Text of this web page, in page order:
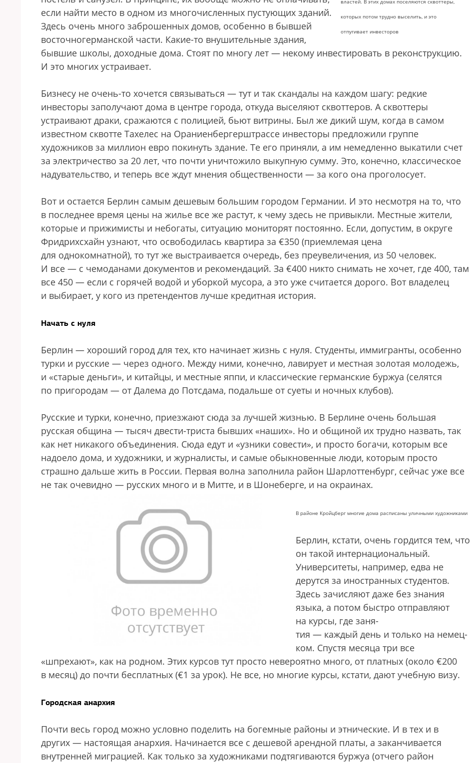
властей. В этих домах поселяются сквоттеры,
которых потом трудно выселить, и это
отпугивает инвесторов
если найти место в одном из многочисленных пустующих зданий.
Здесь очень много заброшенных домов, особенно в бывшей
восточногерманской части. Какие-то внушительные здания,
бывшие школы, доходные дома. Стоят по многу лет — некому инвестировать в реконструкцию.
И это многих устраивает.
Бизнесу не очень-то хочется связываться — тут и так скандалы на каждом шагу: редкие
инвесторы заполучают дома в центре города, откуда выселяют сквоттеров. А сквоттеры
устраивают драки, сражаются с полицией, бьют витрины. Был же дикий шум, когда в самом
известном сквотте Тахелес на Ораниенбергерштрассе инвесторы предложили группе
художников за миллион евро покинуть здание. Те его приняли, а им немедленно выкатили счет
за электричество за 20 лет, что почти уничтожило выкупную сумму. Это, конечно, классическое
надувательство, и теперь все ждут мнения общественности — за кого она проголосует.
Вот и остается Берлин самым дешевым большим городом Германии. И это несмотря на то, что
в последнее время цены на жилье все же растут, к чему здесь не привыкли. Местные жители,
которые и прижимисты и небогаты, ситуацию мониторят постоянно. Если, допустим, в округе
Фридрихсхайн узнают, что освободилась квартира за €350 (приемлемая цена
для однокомнатной), то тут же выстраивается очередь, без преувеличения, из 50 человек.
И все — с чемоданами документов и рекомендаций. За €400 никто снимать не хочет, где 400, там
все 450 — если с горячей водой и уборкой мусора, а это уже считается дорого. Вот владелец
и выбирает, у кого из претендентов лучше кредитная история.
Начать с нуля
Берлин — хороший город для тех, кто начинает жизнь с нуля. Студенты, иммигранты, особенно
турки и русские — через одного. Между ними, конечно, лавирует и местная золотая молодежь,
и «старые деньги», и китайцы, и местные яппи, и классические германские буржуа (селятся
по пригородам — от Далема до Потсдама, подальше от суеты и ночных клубов).
Русские и турки, конечно, приезжают сюда за лучшей жизнью. В Берлине очень большая
русская община — тысяч двести-триста бывших «наших». Но и общиной их трудно назвать, так
как нет никакого объединения. Сюда едут и «узники совести», и просто богачи, которым все
надоело дома, и художники, и журналисты, и самые обыкновенные люди, которым просто
страшно дальше жить в России. Первая волна заполнила район Шарлоттенбург, сейчас уже все
не так очевидно — русских много и в Митте, и в Шонеберге, и на окраинах.
В районе Кройцберг многие дома расписаны уличными художниками
Берлин, кстати, очень гордится тем, что
он такой интернациональный.
Университеты, например, едва не
дерутся за иностранных студентов.
Здесь зачисляют даже без знания
языка, а потом быстро отправляют
на курсы, где заня-
тия — каждый день и только на немец-
ком. Спустя месяца три все
«шпрехают», как на родном. Этих курсов тут просто невероятно много, от платных (около €200
в месяц) до почти бесплатных (€1 за урок). Не все, но многие курсы, кстати, дают учебную визу.
Городская анархия
Почти весь город можно условно поделить на богемные районы и этнические. И в тех и в
других — настоящая анархия. Начинается все с дешевой арендной платы, а заканчивается
внутренней миграцией. Как только за художниками подтягиваются буржуа (отчего район